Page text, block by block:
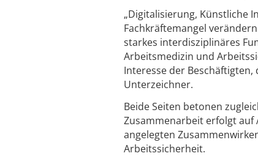
„Digitalisierung, Künstliche
Fachkräftemangel
starkes interdisziplinäres
Arbeitsmedizin und
Interesse der
Unterzeichner.
Beide Seiten betonen
Zusammenarbeit erfolgt
angelegten
Arbeitssicherheit.